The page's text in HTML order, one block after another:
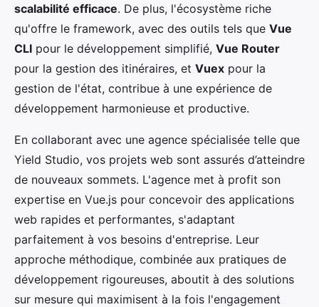
scalabilité efficace. De plus, l'écosystème riche
qu'offre le framework, avec des outils tels que Vue
CLI pour le développement simplifié, Vue Router
pour la gestion des itinéraires, et Vuex pour la
gestion de l'état, contribue à une expérience de
développement harmonieuse et productive.
En collaborant avec une agence spécialisée telle que
Yield Studio, vos projets web sont assurés d’atteindre
de nouveaux sommets. L'agence met à profit son
expertise en Vue.js pour concevoir des applications
web rapides et performantes, s'adaptant
parfaitement à vos besoins d'entreprise. Leur
approche méthodique, combinée aux pratiques de
développement rigoureuses, aboutit à des solutions
sur mesure qui maximisent à la fois l'engagement